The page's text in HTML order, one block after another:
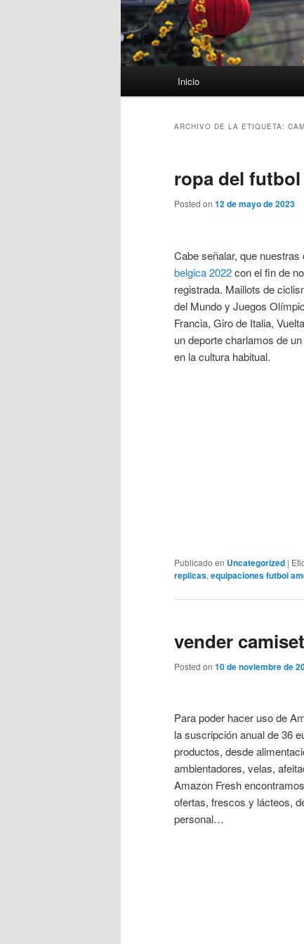
Inicio
ARCHIVO DE LA ETIQUETA:
ropa del futbol
Posted on 12 de mayo de 2023
Cabe señalar, que
belgica 2022con el fin de
registrada. Maillots de
del Mundo y Juegos
Francia, Giro de Italia,
un deporte charlamos de
en la cultura habitual.
Publicado en Uncategorized |
replicas, equipaciones futbol
vender
Posted on 10 de noviembre de
Para poder hacer uso de
la suscripción anual de 36
productos, desde
ambientadores, velas,
Amazon Fresh
ofertas, frescos y lácteos,
personal…